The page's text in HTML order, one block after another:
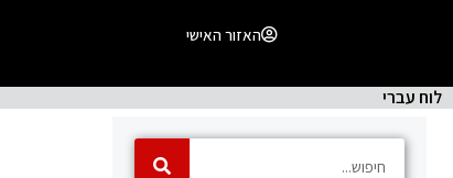
האזור האישי
לוח עברי